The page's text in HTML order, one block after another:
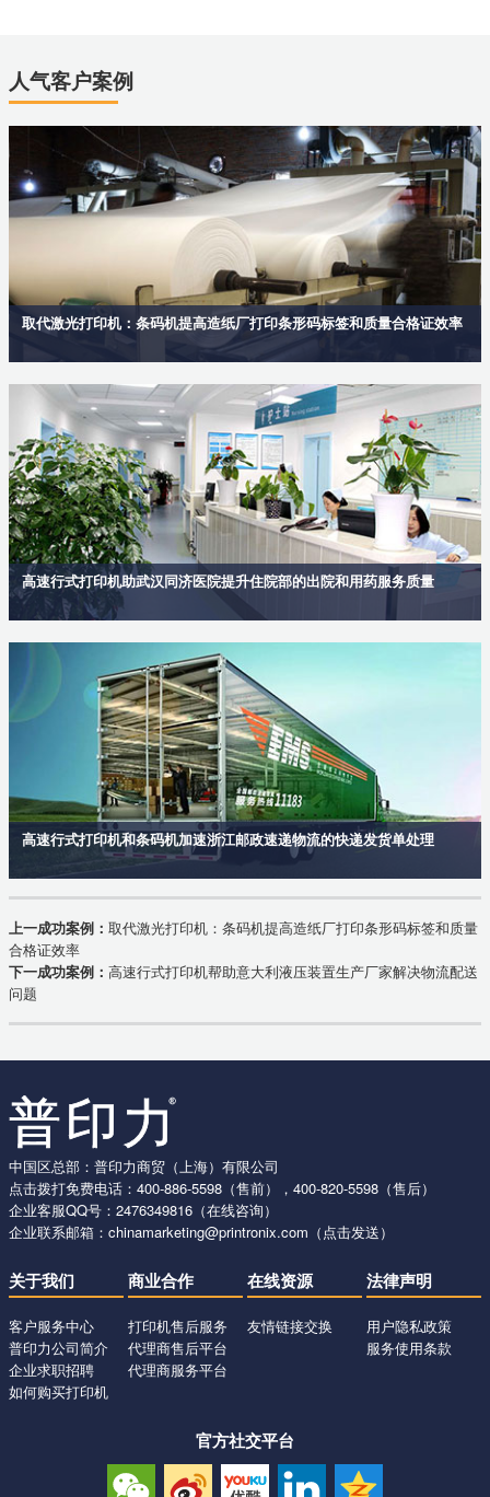
人气客户案例
取代激光打印机：条码机提高造纸厂打印条形码标签和质量合格证效率
高速行式打印机助武汉同济医院提升住院部的出院和用药服务质量
高速行式打印机和条码机加速浙江邮政速递物流的快递发货单处理
上一成功案例： 取代激光打印机：条码机提高造纸厂打印条形码标签和质量
合格证效率
下一成功案例： 高速行式打印机帮助意大利液压装置生产厂家解决物流配送
问题
中国区总部：普印力商贸（上海）有限公司
点击拨打免费电话： 400-886-5598 （售前）， 400-820-5598 （售后）
企业客服QQ号： 2476349816 （在线咨询）
企业联系邮箱： chinamarketing@printronix.com （点击发送）
关于我们
客户服务中心
普印力公司简介
企业求职招聘
如何购买打印机
商业合作
打印机售后服务
代理商售后平台
代理商服务平台
在线资源
友情链接交换
法律声明
用户隐私政策
服务使用条款
官方社交平台
微信 新浪 优酷 领英 QQ